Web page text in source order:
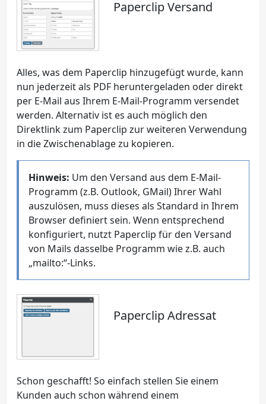
Paperclip Versand
Alles, was dem Paperclip hinzugefügt wurde, kann
nun jederzeit als PDF heruntergeladen oder direkt
per E-Mail aus Ihrem E-Mail-Programm versendet
werden. Alternativ ist es auch möglich den
Direktlink zum Paperclip zur weiteren Verwendung
in die Zwischenablage zu kopieren.
Hinweis: Um den Versand aus dem E-Mail-
Programm (z.B. Outlook, GMail) Ihrer Wahl
auszulösen, muss dieses als Standard in Ihrem
Browser definiert sein. Wenn entsprechend
konfiguriert, nutzt Paperclip für den Versand
von Mails dasselbe Programm wie z.B. auch
„mailto:“-Links.
Paperclip Adressat
Schon geschafft! So einfach stellen Sie einem
Kunden auch schon während einem